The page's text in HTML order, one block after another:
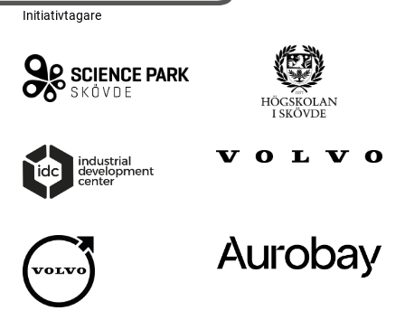
Initiativtagare